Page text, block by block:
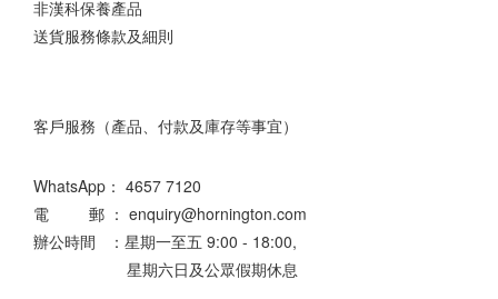
非漢科保養產品
送貨服務條款及細則
客戶服務（產品、付款及庫存等事宜）
WhatsApp： 4657 7120
電 郵 ： enquiry@hornington.com
辦公時間 ：星期一至五 9:00 - 18:00,
星期六日及公眾假期休息